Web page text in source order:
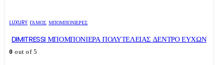
LUXURY,ΓΑΜΟΣ, ΜΠΟΜΠΟΝΙΈΡΕΣ
DIMITRESSI ΜΠΟΜΠΟΝΙΕΡΑ ΠΟΛΥΤΕΛΕΙΑΣ ΔΕΝΤΡΟ ΕΥΧΩΝ
0 out of 5